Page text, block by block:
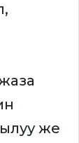
же